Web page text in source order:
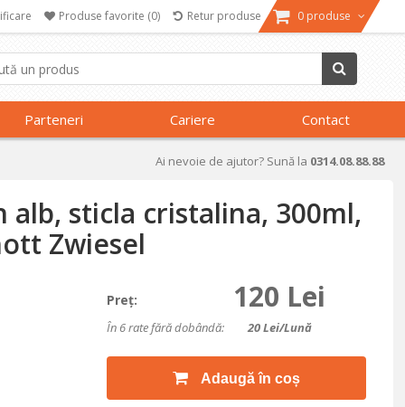
Produse favorite (0) Retur produse 0 produse
Parteneri Cariere Contact
Ai nevoie de ajutor? Sună la 0314.08.88.88
alb, sticla cristalina, 300ml,
Zwiesel
Preţ: 120 Lei
În 6 rate fără dobândă: 20Lei/lună
Adaugă în coș